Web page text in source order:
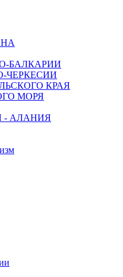
БАЛКАРИИ
ЧЕРКЕСИИ
КРАЯ
МОРЯ
- АЛАНИЯ